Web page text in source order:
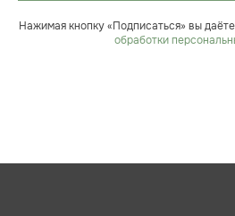
Нажимая кнопку «Подписаться» вы
обработки